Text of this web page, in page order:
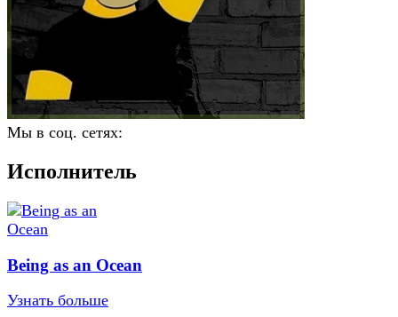
Мы в соц. сетях:
Исполнитель
Being as an Ocean
Узнать больше